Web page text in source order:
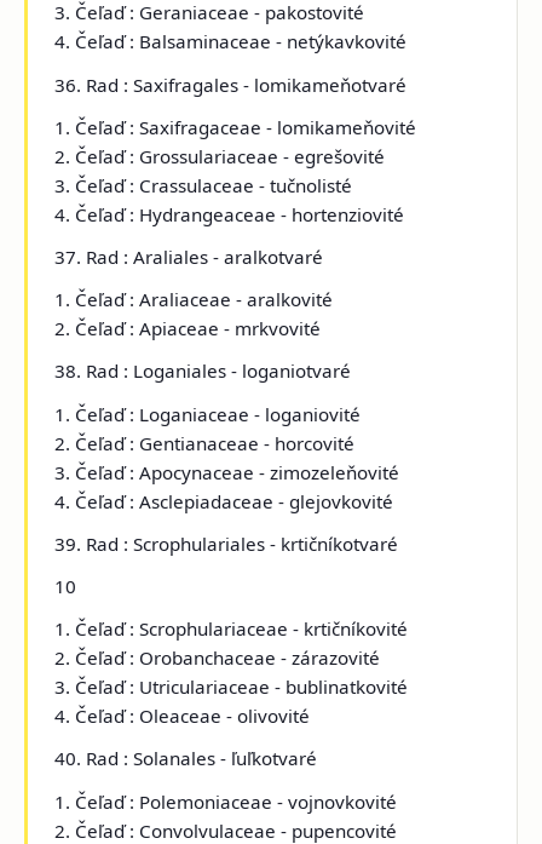
3. Čeľaď : Geraniaceae - pakostovité
4. Čeľaď : Balsaminaceae - netýkavkovité
36. Rad : Saxifragales - lomikameňotvaré
1. Čeľaď : Saxifragaceae - lomikameňovité
2. Čeľaď : Grossulariaceae - egrešovité
3. Čeľaď : Crassulaceae - tučnolisté
4. Čeľaď : Hydrangeaceae - hortenziovité
37. Rad : Araliales - aralkotvaré
1. Čeľaď : Araliaceae - aralkovité
2. Čeľaď : Apiaceae - mrkvovité
38. Rad : Loganiales - loganiotvaré
1. Čeľaď : Loganiaceae - loganiovité
2. Čeľaď : Gentianaceae - horcovité
3. Čeľaď : Apocynaceae - zimozeleňovité
4. Čeľaď : Asclepiadaceae - glejovkovité
39. Rad : Scrophulariales - krtičníkotvaré
10
1. Čeľaď : Scrophulariaceae - krtičníkovité
2. Čeľaď : Orobanchaceae - zárazovité
3. Čeľaď : Utriculariaceae - bublinatkovité
4. Čeľaď : Oleaceae - olivovité
40. Rad : Solanales - ľuľkotvaré
1. Čeľaď : Polemoniaceae - vojnovkovité
2. Čeľaď : Convolvulaceae - pupencovité